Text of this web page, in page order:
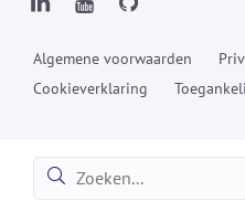
Algemene voorwaarden
Cookieverklaring
Zoeken:
Zoeken